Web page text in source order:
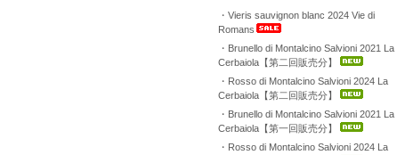
・Vieris sauvignon blanc 2024 Vie di
Romans
・Brunello di Montalcino Salvioni 2021 La
Cerbaiola【第二回販売分】
・Rosso di Montalcino Salvioni 2024 La
Cerbaiola【第二回販売分】
・Brunello di Montalcino Salvioni 2021 La
Cerbaiola【第一回販売分】
・Rosso di Montalcino Salvioni 2024 La